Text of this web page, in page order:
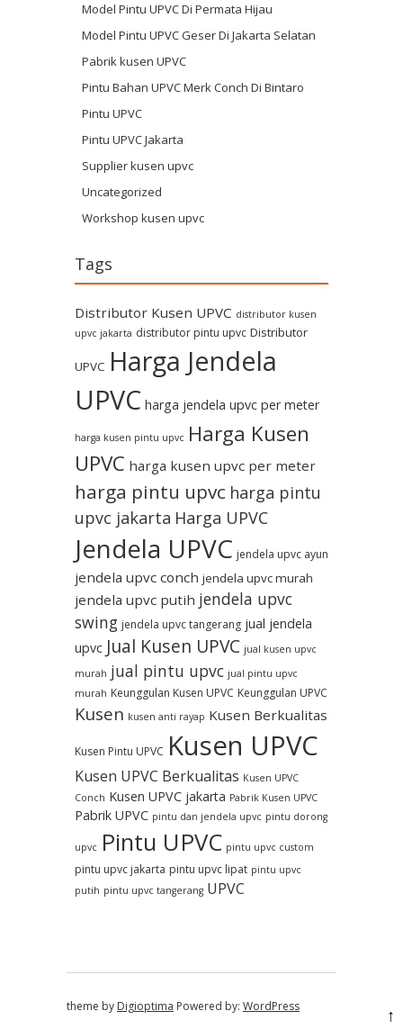
Model Pintu UPVC Di Permata Hijau
Model Pintu UPVC Geser Di Jakarta Selatan
Pabrik kusen UPVC
Pintu Bahan UPVC Merk Conch Di Bintaro
Pintu UPVC
Pintu UPVC Jakarta
Supplier kusen upvc
Uncategorized
Workshop kusen upvc
Tags
Distributor Kusen UPVC distributor kusen
upvc jakarta distributor pintu upvc Distributor
UPVC Harga Jendela
UPVC harga jendela upvc per meter
harga kusen pintu upvc Harga Kusen
UPVC harga kusen upvc per meter
harga pintu upvc harga pintu
upvc jakarta Harga UPVC
Jendela UPVC jendela upvc ayun
jendela upvc conch jendela upvc murah
jendela upvc putih jendela upvc
swing jendela upvc tangerang jual jendela
upvc Jual Kusen UPVC jual kusen upvc
murah jual pintu upvc jual pintu upvc
murah Keunggulan Kusen UPVC Keunggulan UPVC
Kusen kusen anti rayap Kusen Berkualitas
Kusen Pintu UPVC Kusen UPVC
Kusen UPVC Berkualitas Kusen UPVC
Conch Kusen UPVC jakarta Pabrik Kusen UPVC
Pabrik UPVC pintu dan jendela upvc pintu dorong
upvc Pintu UPVC pintu upvc custom
pintu upvc jakarta pintu upvc lipat pintu upvc
putih pintu upvc tangerang UPVC
theme by Digioptima Powered by: WordPress ↑